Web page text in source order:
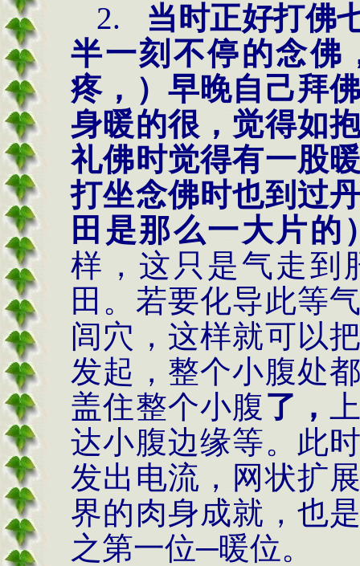
2.
当时正好打佛
半一刻不停的念佛
疼，）早晚自己拜
身暖的很，觉得如
礼佛时觉得有一股
打坐念佛时也到过
田是那么一大片的
样，这只是气走到
田。若要化导此等
闾穴，这样就可以
发起，整个小腹处
盖住整个小腹了，
达小腹边缘等。此
发出电流，网状扩
界的肉身成就，也
之第一位─暖位。